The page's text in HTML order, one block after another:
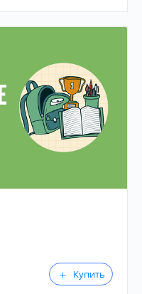
Купить